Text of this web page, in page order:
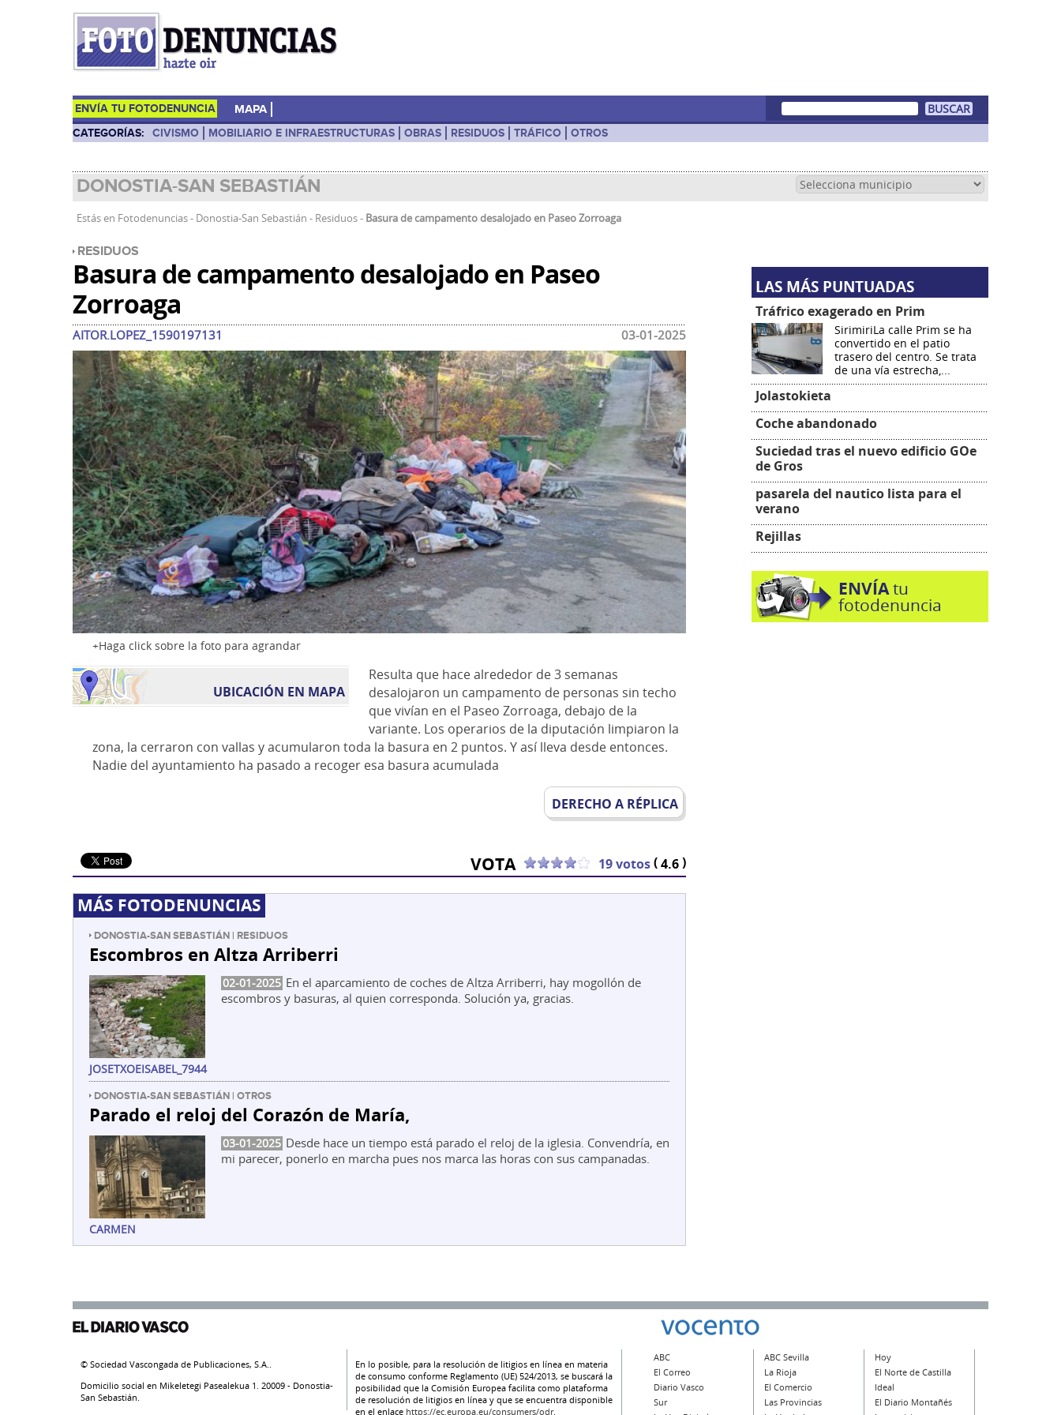
ENVÍA TU FOTODENUNCIA MAPA
CATEGORÍAS: CIVISMO MOBILIARIO E INFRAESTRUCTURAS OBRAS RESIDUOS TRÁFICO OTROS
DONOSTIA-SAN SEBASTIÁN
Estás en Fotodenuncias- Donostia-San Sebastián - Residuos- Basura de campamento desalojado en Paseo Zorroaga
RESIDUOS
Basura de campamento desalojado en Paseo
Zorroaga
Haga click sobre la foto para agrandar
UBICACIÓN EN MAPA
AITOR.LOPEZ_1590197131 03-01-2025
Resulta que hace alrededor de 3 semanas
desalojaron un campamento de personas sin techo
que vivían en el Paseo Zorroaga, debajo de la
variante. Los operarios de la diputación limpiaron la
zona, la cerraron con vallas y acumularon toda la basura en 2 puntos. Y así lleva desde entonces.
Nadie del ayuntamiento ha pasado a recoger esa basura acumulada
DERECHO A RÉPLICA
VOTA 19 votos(4.6)
MÁS FOTODENUNCIAS
DONOSTIA-SAN SEBASTIÁN | RESIDUOS
Escombros en Altza Arriberri
02-01-2025 En el aparcamiento de coches de Altza Arriberri, hay mogollón de
escombros y basuras, al quien corresponda. Solución ya, gracias.
JOSETXOEISABEL_7944
DONOSTIA-SAN SEBASTIÁN | OTROS
Parado el reloj del Corazón de María,
03-01-2025 Desde hace un tiempo está parado el reloj de la iglesia. Convendría, en
mi parecer, ponerlo en marcha pues nos marca las horas con sus campanadas.
CARMEN
LAS MÁS PUNTUADAS
Tráfrico exagerado en Prim
SirimiriLa calle Prim se ha
convertido en el patio
trasero del centro. Se trata
de una vía estrecha,...
Jolastokieta
Coche abandonado
Suciedad tras el nuevo edificio GOe
de Gros
pasarela del nautico lista para el
verano
Rejillas
ENVÍAtu
fotodenuncia
© Sociedad Vascongada de Publicaciones, S.A..
Domicilio social en Mikeletegi Pasealekua 1. 20009 - Donostia-
San Sebastián.
En lo posible, para la resolución de litigios en línea en materia
de consumo conforme Reglamento (UE) 524/2013, se buscará la
posibilidad que la Comisión Europea facilita como plataforma
de resolución de litigios en línea y que se encuentra disponible
en el enlace https://ec.europa.eu/consumers/odr.
ABC ABC Sevilla
Hoy
El Correo
La Rioja
El Norte de Castilla
Diario Vasco
El Comercio
Ideal
Sur
Las Provincias
El Diario Montañés